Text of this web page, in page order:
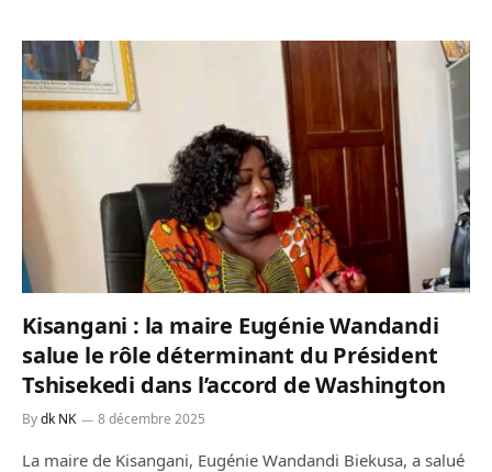
Kisangani : la maire Eugénie Wandandi
salue le rôle déterminant du Président
Tshisekedi dans l’accord de Washington
Bydk NK 8 décembre 2025
La maire de Kisangani, Eugénie Wandandi Biekusa, a salué